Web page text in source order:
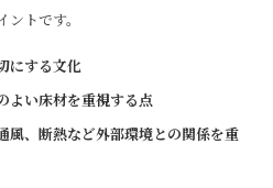
トです。
にする文化
よい床材を重視する点
風、断熱など外部環境との関係を重